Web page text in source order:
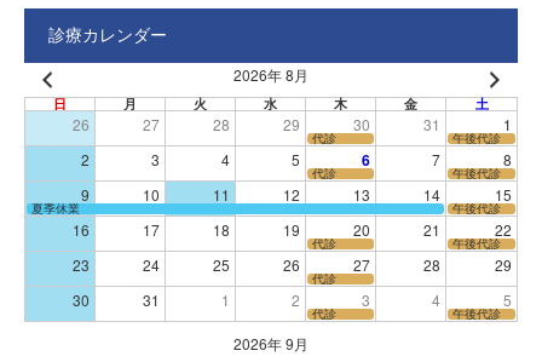
診療カレンダー
2026年 8月
日 月 火 水 木 金 土
26 27 28 29 30 31 1
代診 午後代診
2 3 4 5 6 7 8
代診 午後代診
9 10 11 12 13 14 15
夏季休業 午後代診
16 17 18 19 20 21 22
代診 午後代診
23 24 25 26 27 28 29
代診
30 31 1 2 3 4 5
代診 午後代診
2026年 9月